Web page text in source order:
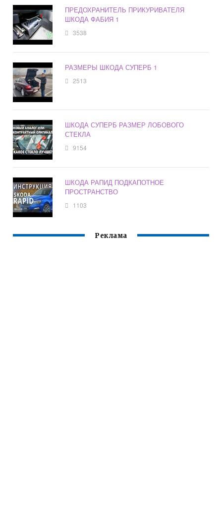
ПРЕДОХРАНИТЕЛЬ ПРИКУРИВАТЕЛЯ
ШКОДА ФАБИЯ 1
3538
РАЗМЕРЫ ШКОДА СУПЕРБ 1
2513
ШКОДА СУПЕРБ РАЗМЕР ЛОБОВОГО
СТЕКЛА
9154
ШКОДА РАПИД ПОДКАПОТНОЕ
ПРОСТРАНСТВО
1103
Реклама